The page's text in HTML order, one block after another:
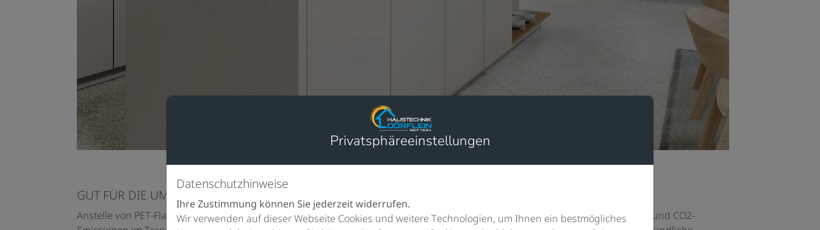
GUT FÜR DIE UMWELT. GUT FÜR SIE.
Anstelle von PET-Flaschen fließt frisches, gefiltertes Wasser direkt aus der Leitung. Das vermeidet jede Menge Verpackungsmüll und CO2-
Privatsphäre­einstellungen
Datenschutzhinweise
Ihre Zustimmung können Sie jederzeit widerrufen.
Wir verwenden auf dieser Webseite Cookies und weitere Technologien, um Ihnen ein bestmögliches